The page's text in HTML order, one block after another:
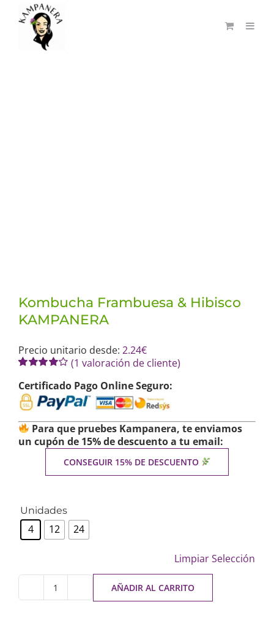
Kombucha Frambuesa & Hibisco
KAMPANERA
Precio unitario desde: 2.24€
con4.00
de 5 en
base a
de un
cliente
(1 valoración de cliente)
Certificado Pago Online Seguro:
Para que pruebes Kampanera, te enviamos
un cupón de 15% de descuento a tu email:
CONSEGUIR 15% DE DESCUENTO
Unidades
4 12 24
Limpiar Selección
AÑADIR AL CARRITO